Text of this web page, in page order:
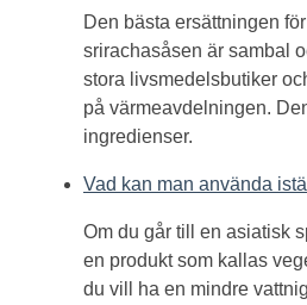
Den bästa ersättningen
srirachasåsen är sambal
stora livsmedelsbutiker
på värmeavdelningen.
ingredienser.
Vad kan man använda
Om du går till en asiatisk
en produkt som kallas
du vill ha en mindre